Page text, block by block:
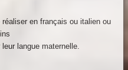
en français ou italien ou
langue maternelle.